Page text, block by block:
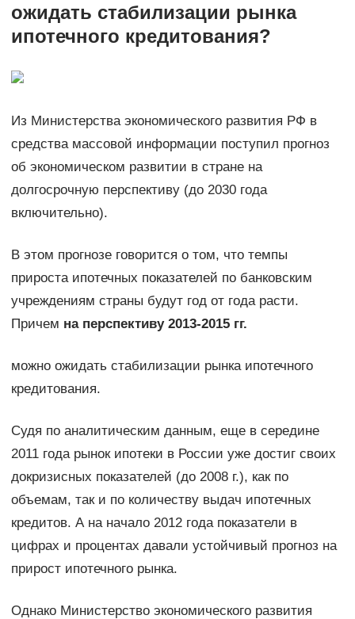
ожидать стабилизации рынка
ипотечного кредитования?
Из Министерства экономического развития РФ в
средства массовой информации поступил прогноз
об экономическом развитии в стране на
долгосрочную перспективу (до 2030 года
включительно).
В этом прогнозе говорится о том, что темпы
прироста ипотечных показателей по банковским
учреждениям страны будут год от года расти.
Причем на перспективу 2013-2015 гг.
можно ожидать стабилизации рынка ипотечного
кредитования.
Судя по аналитическим данным, еще в середине
2011 года рынок ипотеки в России уже достиг своих
докризисных показателей (до 2008 г.), как по
объемам, так и по количеству выдач ипотечных
кредитов. А на начало 2012 года показатели в
цифрах и процентах давали устойчивый прогноз на
прирост ипотечного рынка.
Однако Министерство экономического развития